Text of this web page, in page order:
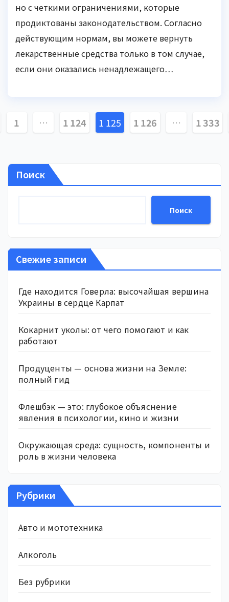
но с четкими ограничениями, которые
продиктованы законодательством. Согласно
действующим нормам, вы можете вернуть
лекарственные средства только в том случае,
если они оказались ненадлежащего…
1 … 1 124 1 125 1 126 … 1 333
Поиск
Поиск
Свежие записи
Где находится Говерла: высочайшая вершина
Украины в сердце Карпат
Кокарнит уколы: от чего помогают и как
работают
Продуценты — основа жизни на Земле:
полный гид
Флешбэк — это: глубокое объяснение
явления в психологии, кино и жизни
Окружающая среда: сущность, компоненты и
роль в жизни человека
Рубрики
Авто и мототехника
Алкоголь
Без рубрики